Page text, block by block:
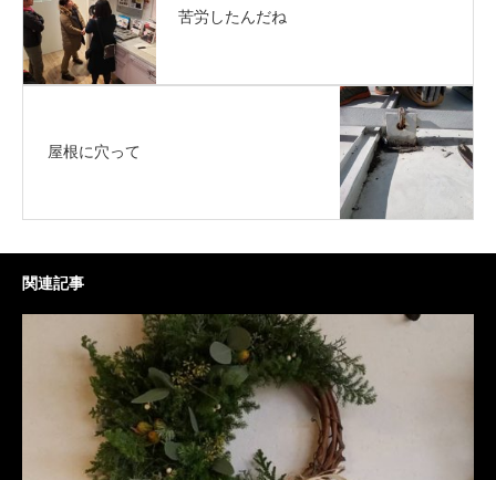
苦労したんだね
屋根に穴って
関連記事